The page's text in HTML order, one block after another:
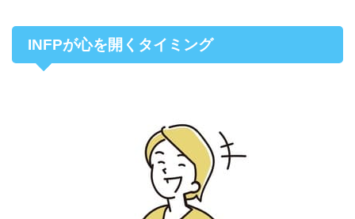
INFPが心を開くタイミング